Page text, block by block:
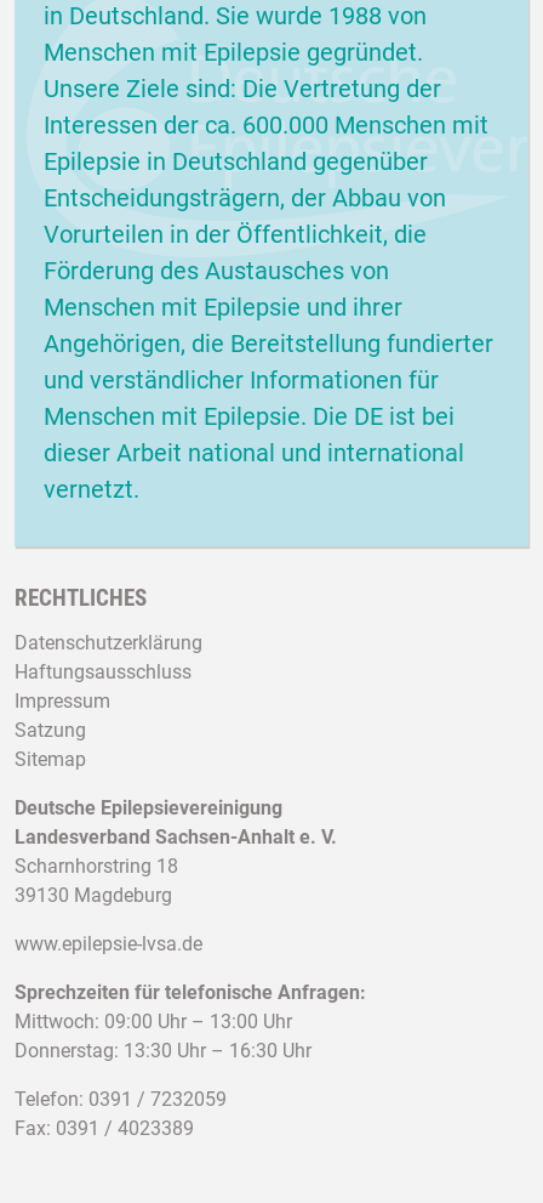
in Deutschland. Sie wurde 1988 von
Menschen mit Epilepsie gegründet.
Unsere Ziele sind: Die Vertretung der
Interessen der ca. 600.000 Menschen mit
Epilepsie in Deutschland gegenüber
Entscheidungsträgern, der Abbau von
Vorurteilen in der Öffentlichkeit, die
Förderung des Austausches von
Menschen mit Epilepsie und ihrer
Angehörigen, die Bereitstellung fundierter
und verständlicher Informationen für
Menschen mit Epilepsie. Die DE ist bei
dieser Arbeit national und international
vernetzt.
RECHTLICHES
Datenschutzerklärung
Haftungsausschluss
Impressum
Satzung
Sitemap
Deutsche Epilepsievereinigung
Landesverband Sachsen-Anhalt e. V.
Scharnhorstring 18
39130 Magdeburg
www.epilepsie-lvsa.de
Sprechzeiten für telefonische Anfragen:
Mittwoch: 09:00 Uhr – 13:00 Uhr
Donnerstag: 13:30 Uhr – 16:30 Uhr
Telefon: 0391 / 7232059
Fax: 0391 / 4023389